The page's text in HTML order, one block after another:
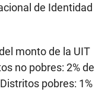
de Identidad
monto de la UIT
no pobres: 2% de
pobres: 1%